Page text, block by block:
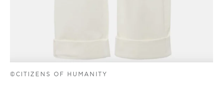
©CITIZENS OF HUMANITY